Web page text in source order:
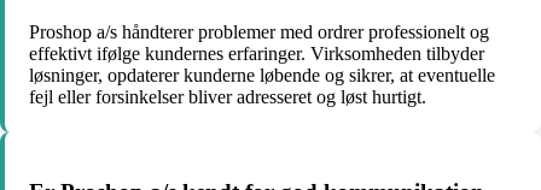
Proshop a/s håndterer problemer med ordrer professionelt og
effektivt ifølge kundernes erfaringer. Virksomheden tilbyder
løsninger, opdaterer kunderne løbende og sikrer, at eventuelle
fejl eller forsinkelser bliver adresseret og løst hurtigt.